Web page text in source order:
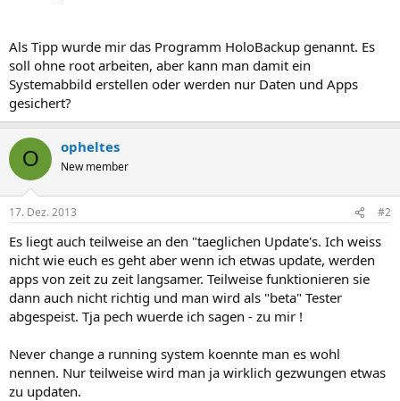
Als Tipp wurde mir das Programm HoloBackup genannt. Es
soll ohne root arbeiten, aber kann man damit ein
Systemabbild erstellen oder werden nur Daten und Apps
gesichert?
O opheltes
New member
17. Dez. 2013 #2
Es liegt auch teilweise an den "taeglichen Update's. Ich weiss
nicht wie euch es geht aber wenn ich etwas update, werden
apps von zeit zu zeit langsamer. Teilweise funktionieren sie
dann auch nicht richtig und man wird als "beta" Tester
abgespeist. Tja pech wuerde ich sagen - zu mir !
Never change a running system koennte man es wohl
nennen. Nur teilweise wird man ja wirklich gezwungen etwas
zu updaten.